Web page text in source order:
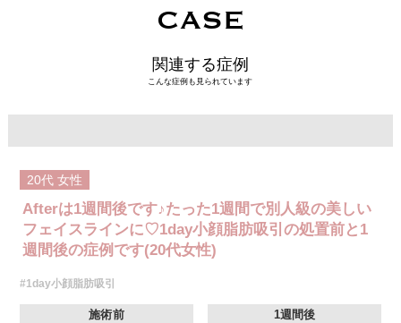
CASE
関連する症例
こんな症例も見られています
20代 女性
Afterは1週間後です♪たった1週間で別人級の美しい
フェイスラインに♡1day小顔脂肪吸引の処置前と1
週間後の症例です(20代女性)
#1day小顔脂肪吸引
施術前 1週間後